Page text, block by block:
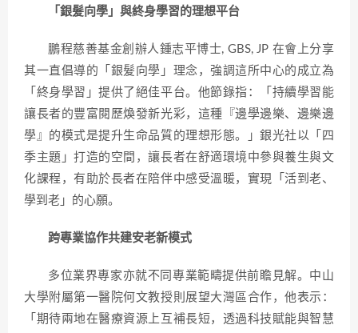
「銀髮向學」與終身學習的理想平台
鵬程慈善基金創辦人鍾志平博士, GBS, JP 在會上分享
其一直倡導的「銀髮向學」理念，強調這所中心的成立為
「終身學習」提供了絕佳平台。他節錄指：「持續學習能
讓長者的豐富閱歷煥發新光彩，這種『邊學邊樂、邊樂邊
學』的模式是提升生命品質的理想形態。」銀光社以「四
季主題」打造的空間，讓長者在舒適環境中參與養生與文
化課程，有助於長者在陪伴中感受溫暖，實現「活到老、
學到老」的心願。
跨專業協作共建安老新模式
多位業界專家亦就不同專業範疇提供前瞻見解。中山
大學附屬第一醫院何文教授則展望大灣區合作，他表示：
「期待兩地在醫療資源上互補長短，透過科技賦能與智慧